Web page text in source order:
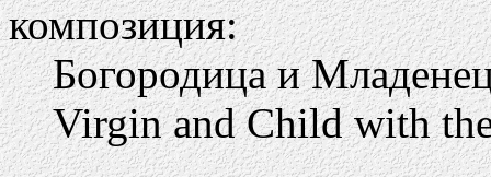
композиция:
Богородица и
Virgin and Child with